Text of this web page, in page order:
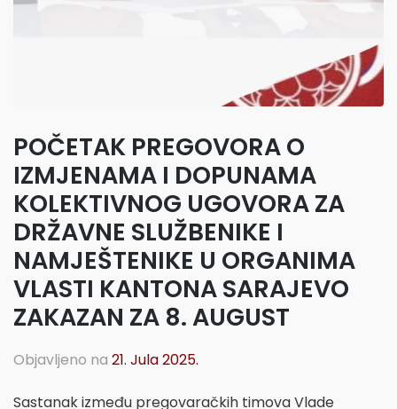
POČETAK PREGOVORA O
IZMJENAMA I DOPUNAMA
KOLEKTIVNOG UGOVORA ZA
DRŽAVNE SLUŽBENIKE I
NAMJEŠTENIKE U ORGANIMA
VLASTI KANTONA SARAJEVO
ZAKAZAN ZA 8. AUGUST
Objavljeno na 21. Jula 2025.
Sastanak između pregovaračkih timova Vlade